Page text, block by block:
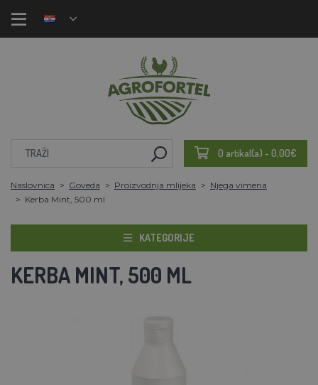
0 artikal(a) - 0,00€
Naslovnica Goveda Proizvodnja mlijeka
Njega vimena
Kerba Mint, 500 ml
KATEGORIJE
KERBA MINT, 500 ML